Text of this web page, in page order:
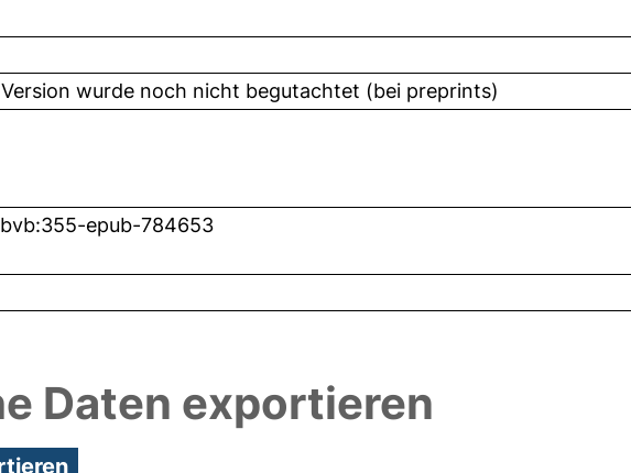
wurde noch nicht begutachtet (bei preprints)
epub-784653
Daten exportieren